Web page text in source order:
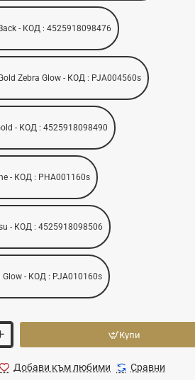
- КОД : 4525918098476
Zebra Glow - КОД : PJA004560s
- КОД : 4525918098490
- КОД : PHA001160s
- КОД : 4525918098506
Glow - КОД : PJA010160s
Купи
Добави към любими Сравни